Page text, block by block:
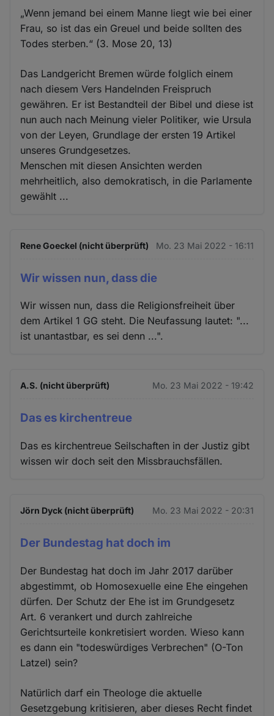
„Wenn jemand bei einem Manne liegt wie bei einer
Frau, so ist das ein Greuel und beide sollten des
Todes sterben.“ (3. Mose 20, 13)
Das Landgericht Bremen würde folglich einem
nach diesem Vers Handelnden Freispruch
gewähren. Er ist Bestandteil der Bibel und diese ist
nun auch nach Meinung vieler Politiker, wie Ursula
von der Leyen, Grundlage der ersten 19 Artikel
unseres Grundgesetzes.
Menschen mit diesen Ansichten werden
mehrheitlich, also demokratisch, in die Parlamente
gewählt ...
Rene Goeckel (nicht überprüft) Mo. 23 Mai 2022 - 16:11
Wir wissen nun, dass die
Wir wissen nun, dass die Religionsfreiheit über
dem Artikel 1 GG steht. Die Neufassung lautet: "...
ist unantastbar, es sei denn ...".
A.S. (nicht überprüft) Mo. 23 Mai 2022 - 19:42
Das es kirchentreue
Das es kirchentreue Seilschaften in der Justiz gibt
wissen wir doch seit den Missbrauchsfällen.
Jörn Dyck (nicht überprüft) Mo. 23 Mai 2022 - 20:31
Der Bundestag hat doch im
Der Bundestag hat doch im Jahr 2017 darüber
abgestimmt, ob Homosexuelle eine Ehe eingehen
dürfen. Der Schutz der Ehe ist im Grundgesetz
Art. 6 verankert und durch zahlreiche
Gerichtsurteile konkretisiert worden. Wieso kann
es dann ein "todeswürdiges Verbrechen" (O-Ton
Latzel) sein?
Natürlich darf ein Theologe die aktuelle
Gesetzgebung kritisieren, aber dieses Recht findet